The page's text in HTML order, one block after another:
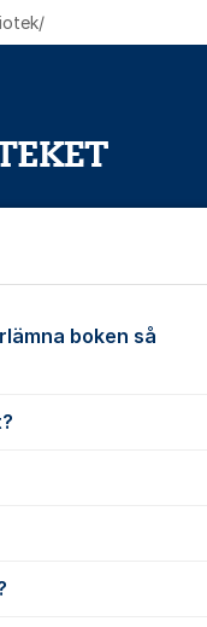
boken så